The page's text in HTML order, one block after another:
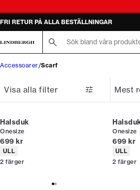
FRI RETUR PÅ ALLA BESTÄLLNINGAR
Accessoarer Scarf
Visa alla filter
Halsduk
Onesize
Nuvarande pris
699 kr
Produktattribut
ULL
2 färger
Onesize
699 kr
ULL
2 färger